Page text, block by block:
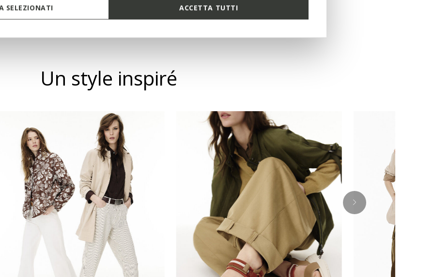
SELEZIONATI ACCETTA TUTTI
Un style inspiré